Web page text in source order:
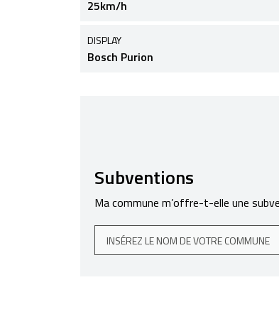
25km/h
DISPLAY
Bosch Purion
Subventions
Ma commune m’offre-t-elle une